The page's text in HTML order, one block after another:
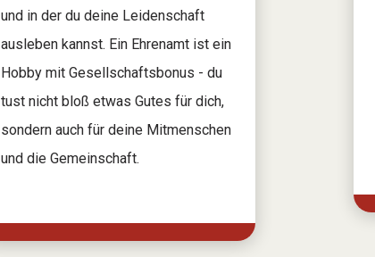
und in der du deine Leidenschaft
ausleben kannst. Ein Ehrenamt ist ein
Hobby mit Gesellschaftsbonus - du
tust nicht bloß etwas Gutes für dich,
sondern auch für deine Mitmenschen
und die Gemeinschaft.